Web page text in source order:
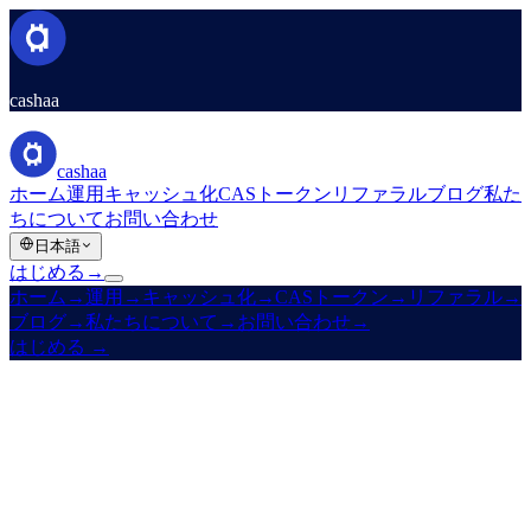
cashaa
cashaa
ホーム運用 キャッシュ化CASトークン リファラルブログ私た
ちについてお問い合わせ
日本語
はじめる →
ホーム →運用 → キャッシュ化→CASトークン → リファラル→
ブログ→私たちについて → お問い合わせ→
はじめる →